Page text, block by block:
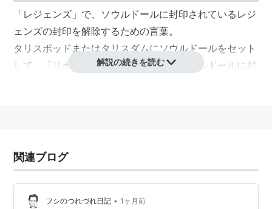
「レジェンズ」で、 ソウルドールに封印されているレジ
ェンズの封印を解除するための言葉。
タリスポッドまたはタリスダムにソウルドールをセット
して、「 リボーン ！」と唱える事で、 ソウルドールに封
リボーン (
新しく生まれ変わること。
週刊少年ジャンプで連載中の天野明「家庭教師ヒットマ
解説の続きを読む
関連ブログ
フシのつれづれ日記 • 1ヶ月前